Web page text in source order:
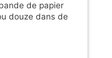
de papier
douze dans de